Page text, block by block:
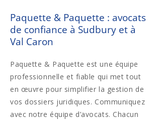
Paquette & Paquette : avocats
de confiance à Sudbury et à
Val Caron
Paquette & Paquette est une équipe
professionnelle et fiable qui met tout
en œuvre pour simplifier la gestion de
vos dossiers juridiques. Communiquez
avec notre équipe d’avocats. Chacun